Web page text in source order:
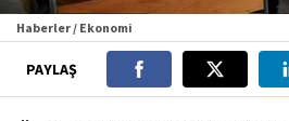
Haberler / Ekonomi
PAYLAŞ